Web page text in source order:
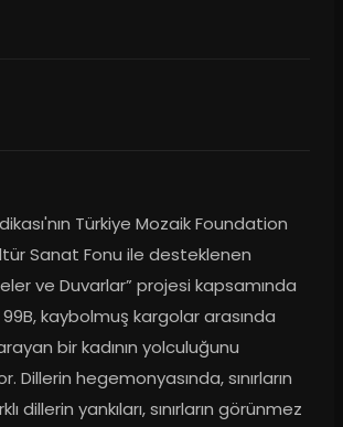
Türkiye Mozaik Foundation
Sanat Fonu ile desteklenen
ve Duvarlar” projesi kapsamında
99B, kaybolmuş kargolar arasında
bir kadının yolculuğunu
Dillerin hegemonyasında, sınırların
dillerin yankıları, sınırların görünmez